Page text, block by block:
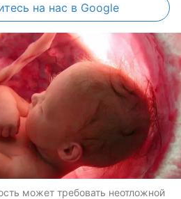
на нас в Google
может требовать неотложной